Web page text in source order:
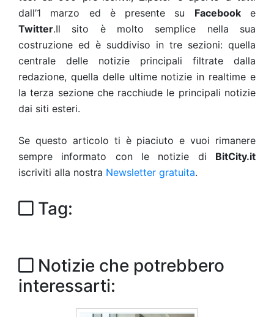
dall’1 marzo ed è presente su Facebooke
Twitter.Il sito è molto semplice nella sua
costruzione ed è suddiviso in tre sezioni: quella
centrale delle notizie principali filtrate dalla
redazione, quella delle ultime notizie in realtime e
la terza sezione che racchiude le principali notizie
dai siti esteri.
Se questo articolo ti è piaciuto e vuoi rimanere
sempre informato con le notizie di BitCity.it
iscriviti alla nostra Newsletter gratuita.
Tag:
Notizie che potrebbero
interessarti: